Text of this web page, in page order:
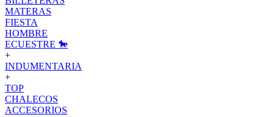
MATERAS
FIESTA
HOMBRE
ECUESTRE 🐎
+
INDUMENTARIA
+
TOP
CHALECOS
ACCESORIOS